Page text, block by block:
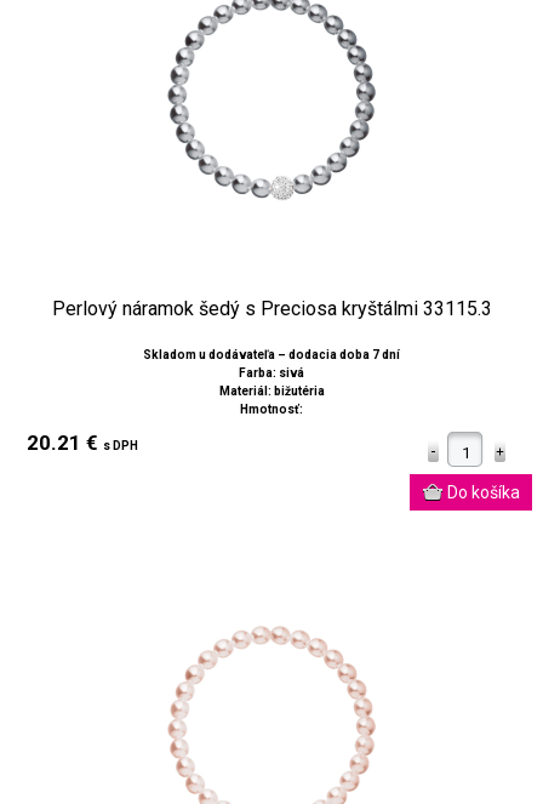
Perlový náramok šedý s Preciosa kryštálmi 33115.3
Skladom u dodávateľa – dodacia doba 7 dní
Farba: sivá
Materiál: bižutéria
Hmotnosť:
20.21 € s DPH